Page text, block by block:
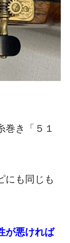
巻き「５１
にも同じも
が悪ければ